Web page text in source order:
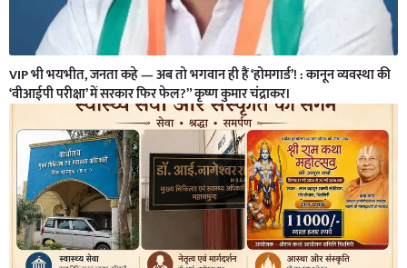
VIP भी भयभीत, जनता कहे — अब तो भगवान ही हैं ‘होमगार्ड’! : कानून व्यवस्था की
‘वीआईपी परीक्षा’ में सरकार फिर फेल?” कृष्ण कुमार चंद्राकर।